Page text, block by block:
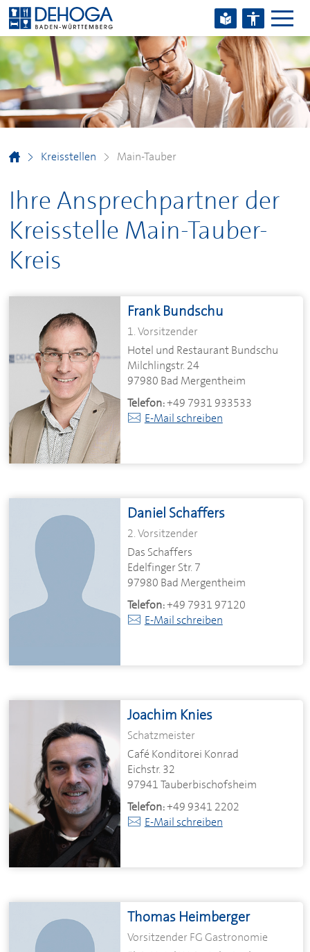
Zum Hauptinhalt springen
Zum Footerinhalt springen
Kreisstellen Main-Tauber
Ihre Ansprechpartner der
Kreisstelle Main-Tauber-
Kreis
Frank Bundschu
1. Vorsitzender
Hotel und Restaurant Bundschu
Milchlingstr. 24
97980 Bad Mergentheim
Telefon:+49 7931 933533
E-Mail schreiben
Daniel Schaffers
2. Vorsitzender
Das Schaffers
Edelfinger Str. 7
97980 Bad Mergentheim
Telefon:+49 7931 97120
E-Mail schreiben
Joachim Knies
Schatzmeister
Café Konditorei Konrad
Eichstr. 32
97941 Tauberbischofsheim
Telefon:+49 9341 2202
E-Mail schreiben
Thomas Heimberger
Vorsitzender FG Gastronomie